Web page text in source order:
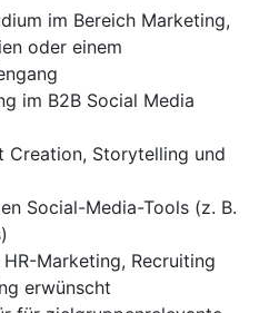
im Bereich Marketing,
oder einem
im B2B Social Media
Creation, Storytelling und
Social-Media-Tools (z. B.
Marketing, Recruiting
erwünscht